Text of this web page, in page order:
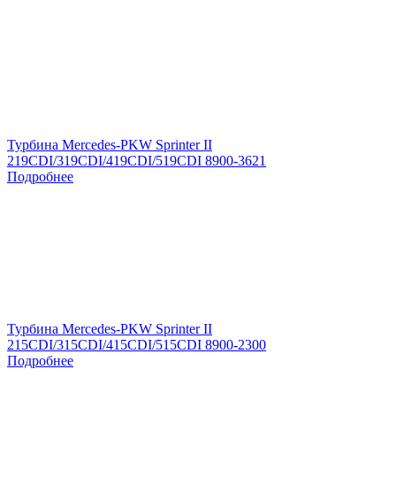
Турбина Mercedes-PKW Sprinter II
219CDI/319CDI/419CDI/519CDI 8900-3621
Подробнее
Турбина Mercedes-PKW Sprinter II
215CDI/315CDI/415CDI/515CDI 8900-2300
Подробнее